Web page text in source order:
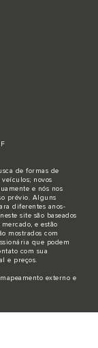
de formas de
novos
e nós nos
prévio. Alguns
diferentes anos-
site são baseados
e estão
mostrados com
que podem
com sua
e preços.
externo e